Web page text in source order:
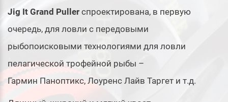
Jig It Grand Puller cпроектирована, в первую
очередь, для ловли с передовыми
рыбопоисковыми технологиями для ловли
пелагической трофейной рыбы –
Гармин Паноптикс, Лоуренс Лайв Таргет и т.д.